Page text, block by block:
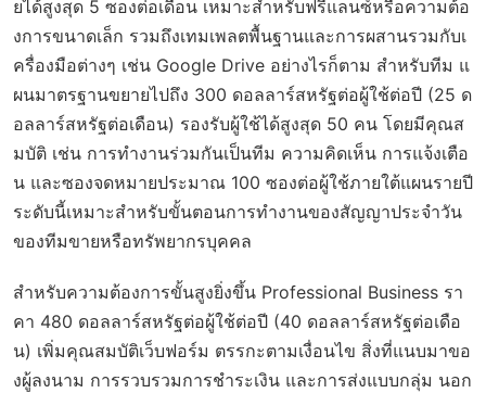
ยได้สูงสุด 5 ซองต่อเดือน เหมาะสำหรับฟรีแลนซ์หรือความต้อ
งการขนาดเล็ก รวมถึงเทมเพลตพื้นฐานและการผสานรวมกับเ
ครื่องมือต่างๆ เช่น Google Drive อย่างไรก็ตาม สำหรับทีม แ
ผนมาตรฐานขยายไปถึง 300 ดอลลาร์สหรัฐต่อผู้ใช้ต่อปี (25 ด
อลลาร์สหรัฐต่อเดือน) รองรับผู้ใช้ได้สูงสุด 50 คน โดยมีคุณส
มบัติ เช่น การทำงานร่วมกันเป็นทีม ความคิดเห็น การแจ้งเตือ
น และซองจดหมายประมาณ 100 ซองต่อผู้ใช้ภายใต้แผนรายปี
ระดับนี้เหมาะสำหรับขั้นตอนการทำงานของสัญญาประจำวัน
ของทีมขายหรือทรัพยากรบุคคล
สำหรับความต้องการขั้นสูงยิ่งขึ้น Professional Business รา
คา 480 ดอลลาร์สหรัฐต่อผู้ใช้ต่อปี (40 ดอลลาร์สหรัฐต่อเดือ
น) เพิ่มคุณสมบัติเว็บฟอร์ม ตรรกะตามเงื่อนไข สิ่งที่แนบมาขอ
งผู้ลงนาม การรวบรวมการชำระเงิน และการส่งแบบกลุ่ม นอก